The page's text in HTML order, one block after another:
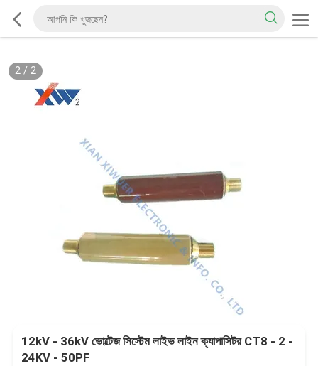
2/ 2
12kV - 36kV ভোল্টেজ সিস্টেম লাইভ লাইন ক্যাপাসিটর CT8 - 2 -
24KV - 50PF